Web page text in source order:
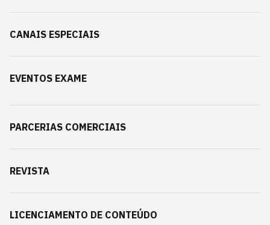
CANAIS ESPECIAIS
EVENTOS EXAME
PARCERIAS COMERCIAIS
REVISTA
LICENCIAMENTO DE CONTEÚDO